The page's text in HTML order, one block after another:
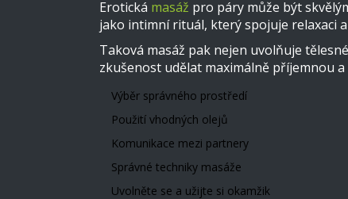
Erotická masáž pro páry může být
jako intimní rituál, který spojuje relaxaci a
Taková masáž pak nejen uvolňuje
zkušenost udělat maximálně příjemnou
Výběr správného prostředí
Použití vhodných olejů
Komunikace mezi partnery
Správné techniky masáže
Uvolněte se a užijte si okamžik